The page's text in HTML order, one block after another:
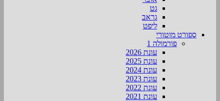
גט
גראב
ליפט
ספורט מוטורי
פורמולה 1
עונת 2026
עונת 2025
עונת 2024
עונת 2023
עונת 2022
עונת 2021